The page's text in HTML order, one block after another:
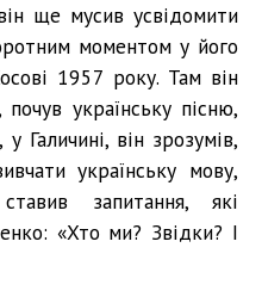
ще мусив усвідомити
моментом у його
1957 року. Там він
українську пісню,
Галичині, він зрозумів,
українську мову,
запитання, які
«Хто ми? Звідки? І